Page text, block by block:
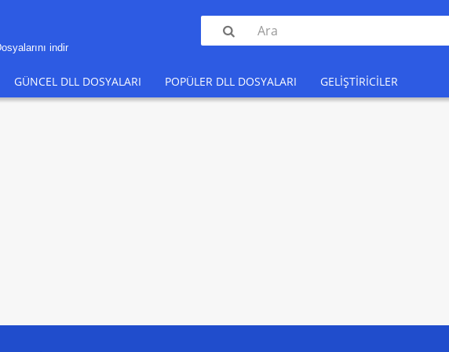
indir

GÜNCEL DLL DOSYALARI POPÜLER DLL DOSYALARI GELIŞTIRICILER